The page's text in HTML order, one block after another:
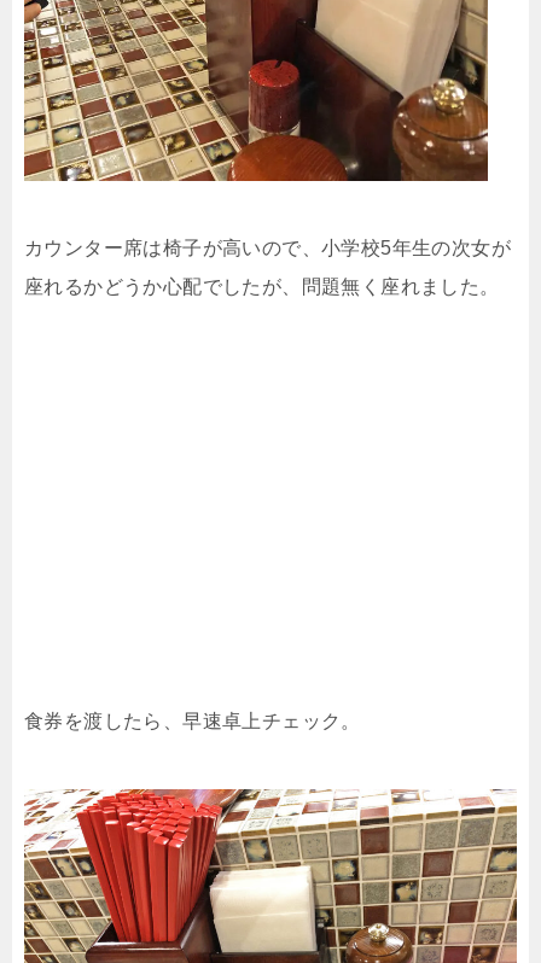
カウンター席は椅子が高いので、小学校5年生の次女が
座れるかどうか心配でしたが、問題無く座れました。
食券を渡したら、早速卓上チェック。